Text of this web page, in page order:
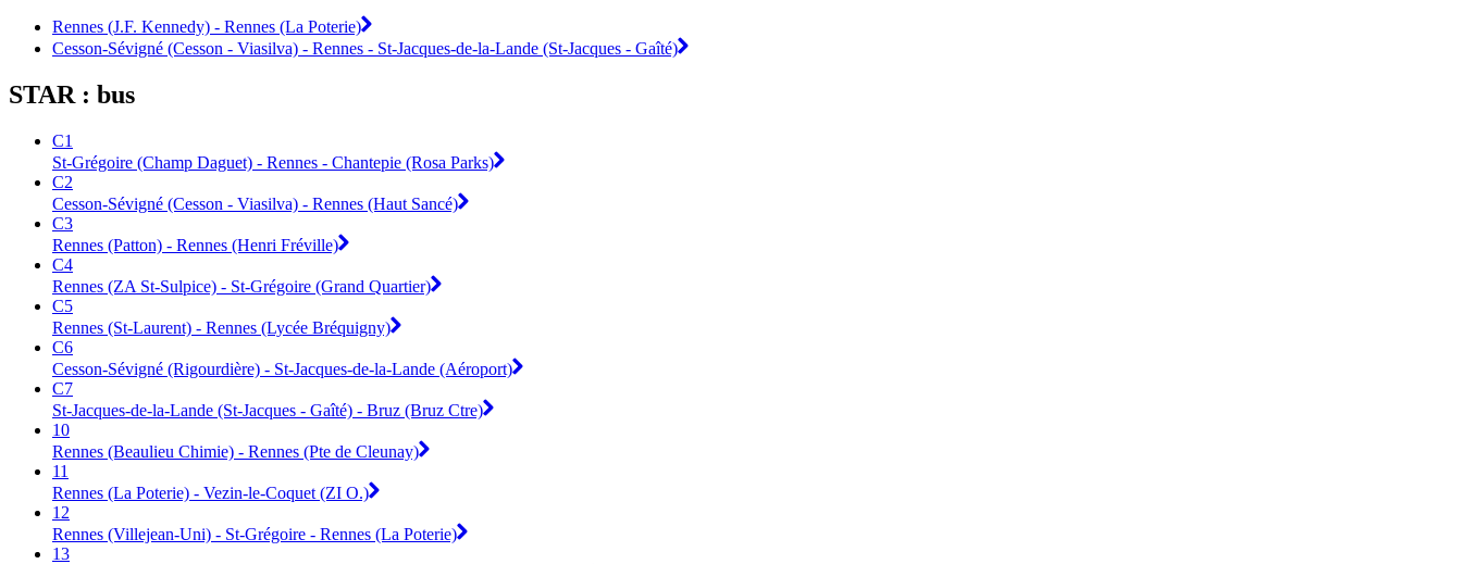
Rennes (J.F. Kennedy) - Rennes (La Poterie)
Cesson-Sévigné (Cesson - Viasilva) - Rennes - St-Jacques-de-la-Lande (St-Jacques - Gaîté)
STAR : bus
C1
St-Grégoire (Champ Daguet) - Rennes - Chantepie (Rosa Parks)
C2
Cesson-Sévigné (Cesson - Viasilva) - Rennes (Haut Sancé)
C3
Rennes (Patton) - Rennes (Henri Fréville)
C4
Rennes (ZA St-Sulpice) - St-Grégoire (Grand Quartier)
C5
Rennes (St-Laurent) - Rennes (Lycée Bréquigny)
C6
Cesson-Sévigné (Rigourdière) - St-Jacques-de-la-Lande (Aéroport)
C7
St-Jacques-de-la-Lande (St-Jacques - Gaîté) - Bruz (Bruz Ctre)
10
Rennes (Beaulieu Chimie) - Rennes (Pte de Cleunay)
11
Rennes (La Poterie) - Vezin-le-Coquet (ZI O.)
12
Rennes (Villejean-Uni) - St-Grégoire - Rennes (La Poterie)
13